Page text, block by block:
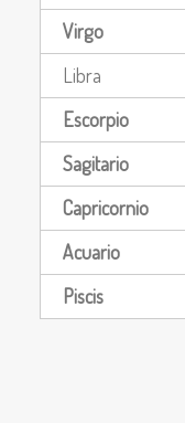
Virgo
Libra
Escorpio
Sagitario
Capricornio
Acuario
Piscis